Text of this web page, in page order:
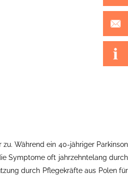
Während ein 40-jähriger Parkinson
Symptome oft jahrzehntelang durch
durch Pflegekräfte aus Polen für